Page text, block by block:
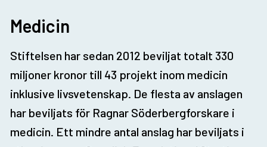
Medicin
Stiftelsen har sedan 2012 beviljat totalt 330
miljoner kronor till 43 projekt inom medicin
inklusive livsvetenskap. De flesta av anslagen
har beviljats för Ragnar Söderbergforskare i
medicin. Ett mindre antal anslag har beviljats i